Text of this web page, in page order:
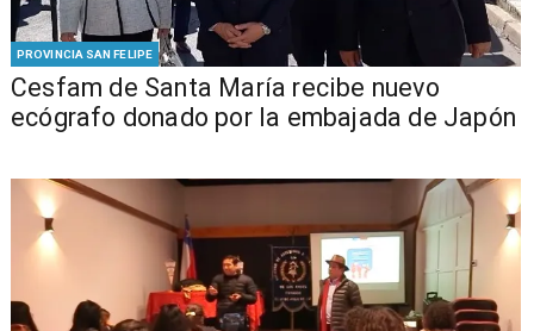
PROVINCIA SAN FELIPE
Cesfam de Santa María recibe nuevo
ecógrafo donado por la embajada de Japón